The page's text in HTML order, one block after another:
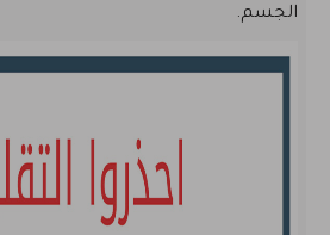
الجسم.